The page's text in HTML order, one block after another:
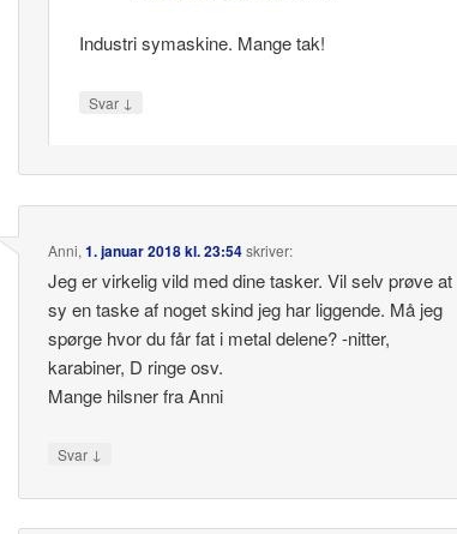
Industri symaskine. Mange tak!
Svar ↓
Anni,1. januar 2018 kl. 23:54skriver:
Jeg er virkelig vild med dine tasker. Vil selv prøve at
sy en taske af noget skind jeg har liggende. Må jeg
spørge hvor du får fat i metal delene? -nitter,
karabiner, D ringe osv.
Mange hilsner fra Anni
Svar ↓